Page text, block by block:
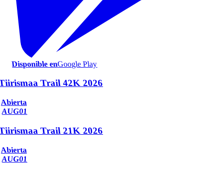
Disponible enGoogle Play
Trail 42K 2026
Abierta
AUG01
Trail 21K 2026
Abierta
AUG01